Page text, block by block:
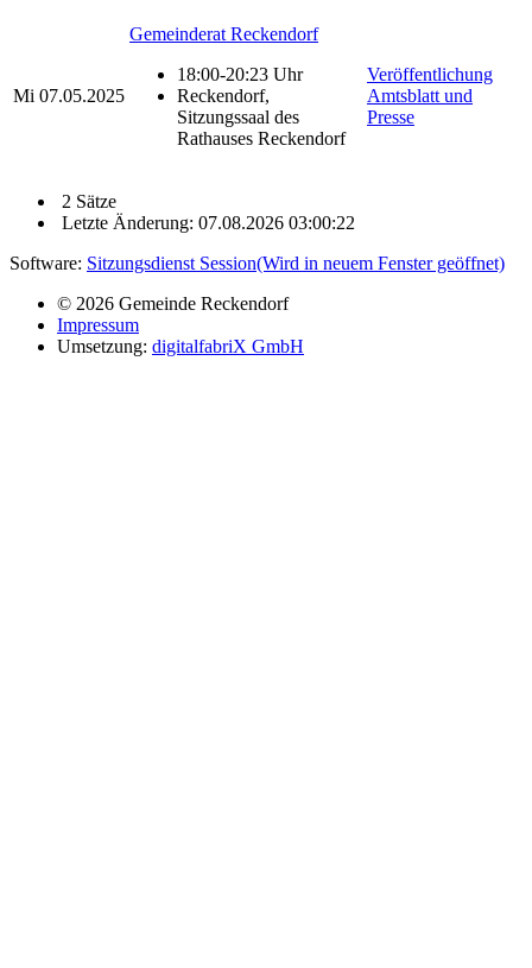
Mi 07.05.2025
Gemeinderat Reckendorf
18:00-20:23 Uhr
Reckendorf,
Sitzungssaal des
Rathauses Reckendorf
Veröffentlichung
Amtsblatt und
Presse
2 Sätze
Letzte Änderung: 07.08.2026 03:00:22
Software: Sitzungsdienst Session(Wird in neuem Fenster geöffnet)
© 2026 Gemeinde Reckendorf
Impressum
Umsetzung: digitalfabriX GmbH